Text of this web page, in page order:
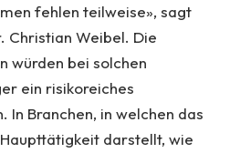
fehlen teilweise», sagt
Christian Weibel. Die
würden bei solchen
ein risikoreiches
In Branchen, in welchen das
darstellt, wie